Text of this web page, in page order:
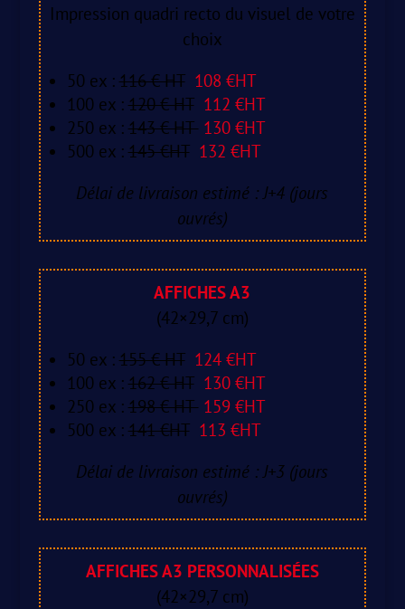
Impression quadri recto du visuel de votre
choix
50 ex : 116 € HT 108 €HT
100 ex : 120 € HT 112 €HT
250 ex : 143 € HT 130 €HT
500 ex : 145 €HT 132 €HT
Délai de livraison estimé : J+4 (jours
ouvrés)
AFFICHES A3
(42×29,7 cm)
50 ex : 155 € HT 124 €HT
100 ex : 162 € HT 130 €HT
250 ex : 198 € HT 159 €HT
500 ex : 141 €HT 113 €HT
Délai de livraison estimé : J+3 (jours
ouvrés)
AFFICHES A3 PERSONNALISÉES
(42×29,7 cm)